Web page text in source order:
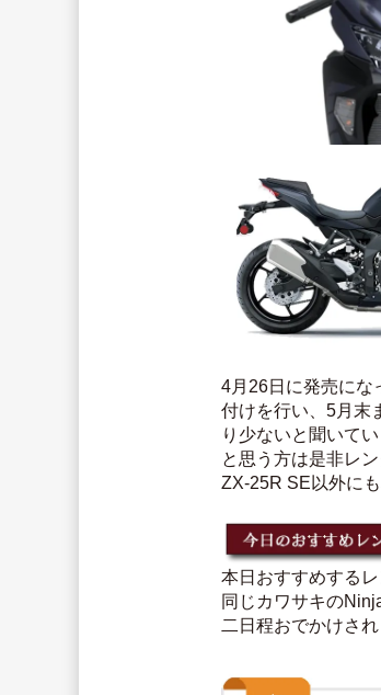
4月26日に発売にな
付けを行い、5月末
り少ないと聞いて
と思う方は是非レン
ZX-25R SE以外に
本日おすすめする
同じカワサキの
二日程おでかけさ